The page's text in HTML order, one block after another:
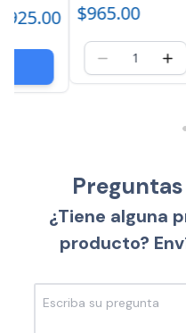
$965.00
¿Tiene alguna
producto?